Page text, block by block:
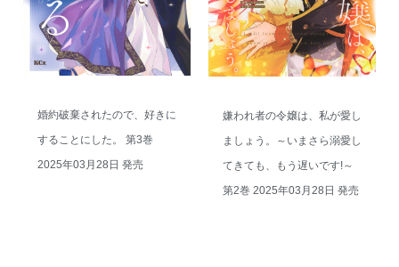
婚約破棄されたので、好きに
することにした。 第3巻
2025年03月28日 発売
嫌われ者の令嬢は、私が愛し
ましょう。～いまさら溺愛し
てきても、もう遅いです!～
第2巻 2025年03月28日 発売